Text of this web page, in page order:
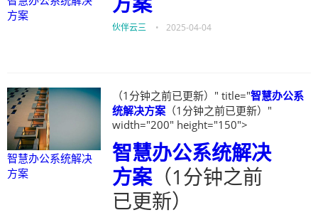
方案
伙伴云三 • 2025-04-04
智慧办公系统解决
方案
（1分钟之前已更新）" title="智慧办公系
统解决方案 （1分钟之前已更新）"
width="200" height="150">
智慧办公系统解决
方案（1分钟之前
已更新）